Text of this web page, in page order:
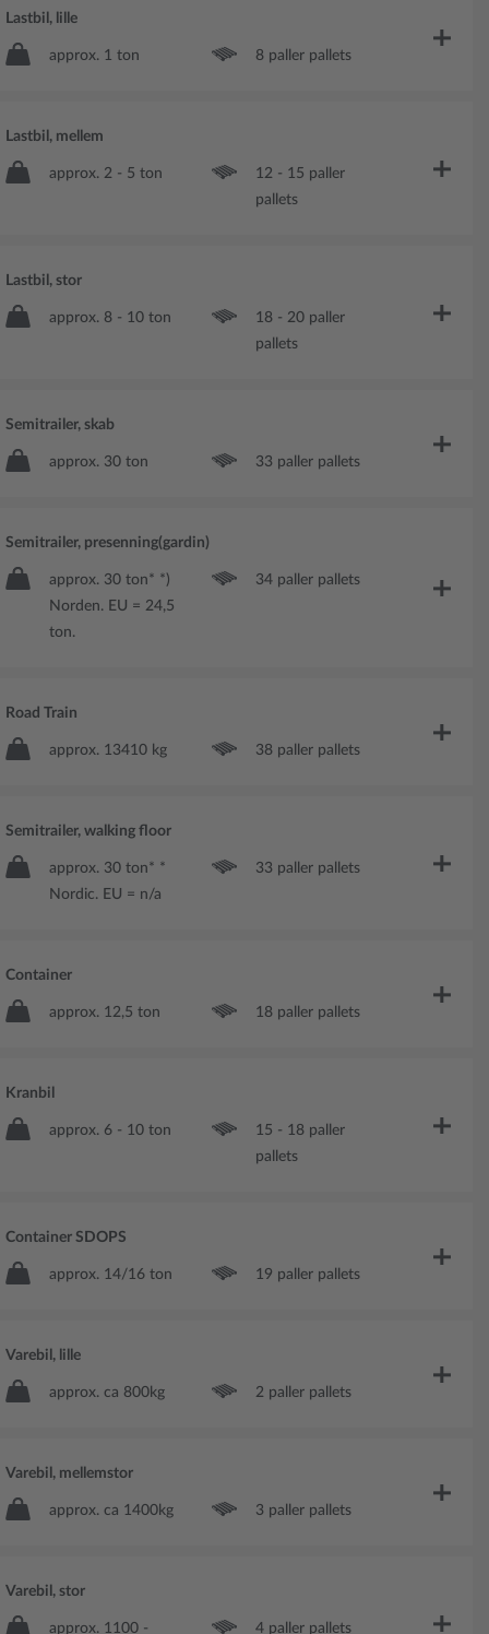
Lastbil, lille
approx. 1 ton 8 paller pallets
Lastbil, mellem
approx. 2 - 5 ton
12 - 15 paller
pallets
Lastbil, stor
approx. 8 - 10 ton
18 - 20 paller
pallets
Semitrailer, skab
approx. 30 ton 33 paller pallets
Semitrailer, presenning(gardin)
approx. 30 ton* *)
Norden. EU = 24,5
ton.
34 paller pallets
Road Train
approx. 13410 kg 38 paller pallets
Semitrailer, walking floor
approx. 30 ton* *
Nordic. EU = n/a
33 paller pallets
Container
approx. 12,5 ton 18 paller pallets
Kranbil
approx. 6 - 10 ton
15 - 18 paller
pallets
Container SDOPS
approx. 14/16 ton 19 paller pallets
Varebil, lille
approx. ca 800kg 2 paller pallets
Varebil, mellemstor
approx. ca 1400kg 3 paller pallets
Varebil, stor
approx. 1100 - 4 paller pallets